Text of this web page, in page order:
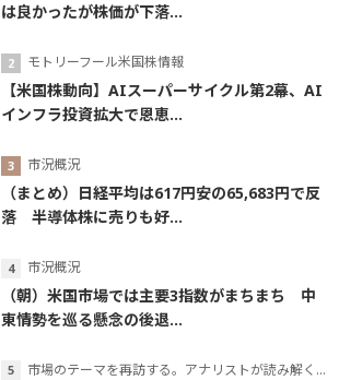
は良かったが株価が下落...
モトリーフール米国株情報
【米国株動向】AIスーパーサイクル第2幕、AI
インフラ投資拡大で恩恵...
市況概況
（まとめ）日経平均は617円安の65,683円で反
落 半導体株に売りも好...
市況概況
（朝）米国市場では主要3指数がまちまち 中
東情勢を巡る懸念の後退...
市場のテーマを再訪する。アナリストが読み解くテーマの本質